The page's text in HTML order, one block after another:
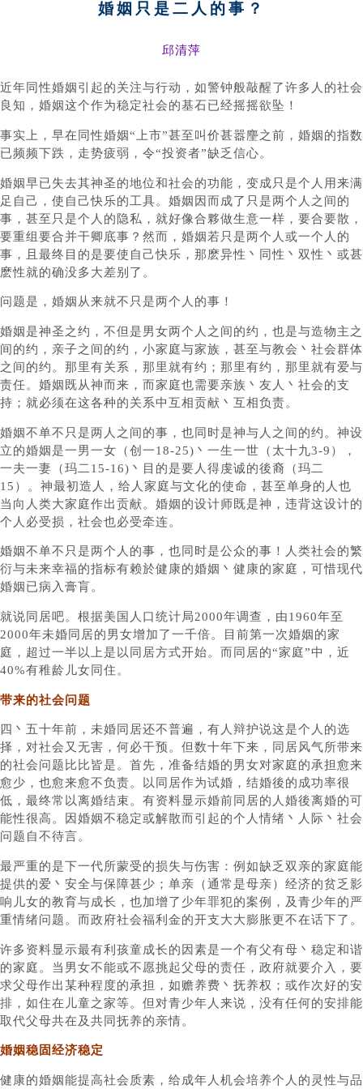
婚姻只是二人的事？
邱清萍
近年同性婚姻引起的关注与行动，如警钟般敲醒了许多人的社会
良知，婚姻这个作为稳定社会的基石已经摇摇欲坠！
事实上，早在同性婚姻“上市”甚至叫价甚嚣麈之前，婚姻的指数
已频频下跌，走势疲弱，令“投资者”缺乏信心。
婚姻早已失去其神圣的地位和社会的功能，变成只是个人用来满
足自己，使自己快乐的工具。婚姻因而成了只是两个人之间的
事，甚至只是个人的隐私，就好像合夥做生意一样，要合要散，
要重组要合并干卿底事？然而，婚姻若只是两个人或一个人的
事，且最终目的是要使自己快乐，那麽异性丶同性丶双性丶或甚
麽性就的确没多大差别了。
问题是，婚姻从来就不只是两个人的事！
婚姻是神圣之约，不但是男女两个人之间的约，也是与造物主之
间的约，亲子之间的约，小家庭与家族，甚至与教会丶社会群体
之间的约。那里有关系，那里就有约；那里有约，那里就有爱与
责任。婚姻既从神而来，而家庭也需要亲族丶友人丶社会的支
持；就必须在这各种的关系中互相贡献丶互相负责。
婚姻不单不只是两人之间的事，也同时是神与人之间的约。神设
立的婚姻是一男一女（创一18-25)丶一生一世（太十九3-9），
一夫一妻（玛二15-16)丶目的是要人得虔诚的後裔（玛二
15）。神最初造人，给人家庭与文化的使命，甚至单身的人也
当向人类大家庭作出贡献。婚姻的设计师既是神，违背这设计的
个人必受损，社会也必受牵连。
婚姻不单不只是两个人的事，也同时是公众的事！人类社会的繁
衍与未来幸福的指标有赖於健康的婚姻丶健康的家庭，可惜现代
婚姻已病入膏肓。
就说同居吧。根据美国人口统计局2000年调查，由1960年至
2000年未婚同居的男女增加了一千倍。目前第一次婚姻的家
庭，超过一半以上是以同居方式开始。而同居的“家庭”中，近
40%有稚龄儿女同住。
带来的社会问题
四丶五十年前，未婚同居还不普遍，有人辩护说这是个人的选
择，对社会又无害，何必干预。但数十年下来，同居风气所带来
的社会问题比比皆是。首先，准备结婚的男女对家庭的承担愈来
愈少，也愈来愈不负责。以同居作为试婚，结婚後的成功率很
低，最终常以离婚结束。有资料显示婚前同居的人婚後离婚的可
能性很高。因婚姻不稳定或解散而引起的个人情绪丶人际丶社会
问题自不待言。
最严重的是下一代所蒙受的损失与伤害：例如缺乏双亲的家庭能
提供的爱丶安全与保障甚少；单亲（通常是母亲）经济的贫乏影
响儿女的教育与成长，也加增了少年罪犯的案例，及青少年的严
重情绪问题。而政府社会福利金的开支大大膨胀更不在话下了。
许多资料显示最有利孩童成长的因素是一个有父有母丶稳定和谐
的家庭。当男女不能或不愿挑起父母的责任，政府就要介入，要
求父母作出某种程度的承担，如赡养费丶抚养权；或作次好的安
排，如住在儿童之家等。但对青少年人来说，没有任何的安排能
取代父母共在及共同抚养的亲情。
婚姻稳固经济稳定
健康的婚姻能提高社会质素，给成年人机会培养个人的灵性与品